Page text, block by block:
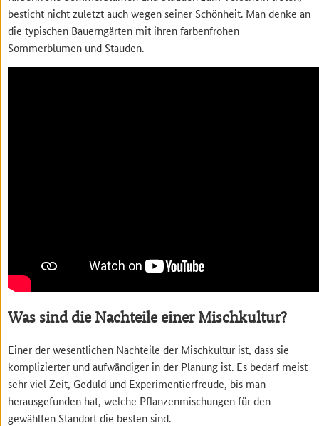
besticht nicht zuletzt auch wegen seiner Schönheit. Man denke an
die typischen Bauerngärten mit ihren farbenfrohen
Sommerblumen und Stauden.
Was sind die Nachteile einer Mischkultur?
Einer der wesentlichen Nachteile der Mischkultur ist, dass sie
komplizierter und aufwändiger in der Planung ist. Es bedarf meist
sehr viel Zeit, Geduld und Experimentierfreude, bis man
herausgefunden hat, welche Pflanzenmischungen für den
gewählten Standort die besten sind.